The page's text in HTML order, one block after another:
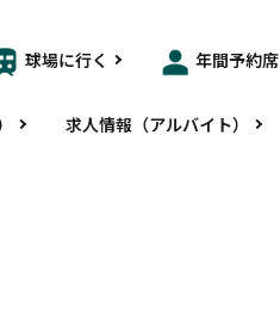
球場に行く 年間予約席
求人情報（アルバイト）